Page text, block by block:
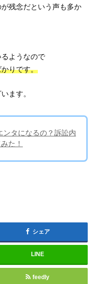
残念だという声も多か
ようなので
りです。
ます。
ンタになるの？訴訟内
た！
シェア
LINE
feedly